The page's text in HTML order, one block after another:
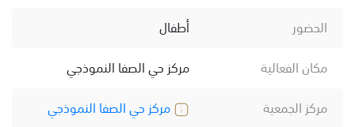
الحضور
أطفال
مكان الفعالية
مركز حي الصفا النموذجي
مركز الجمعية
مركز حي الصفا النموذجي